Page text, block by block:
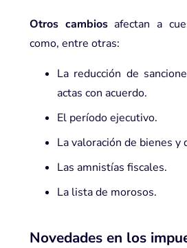
Otros cambiosafectan a
como, entre otras:
La reducción de
actas con acuerdo.
El período ejecutivo.
La valoración de bienes y
Las amnistías fiscales.
La lista de morosos.
Novedades en los